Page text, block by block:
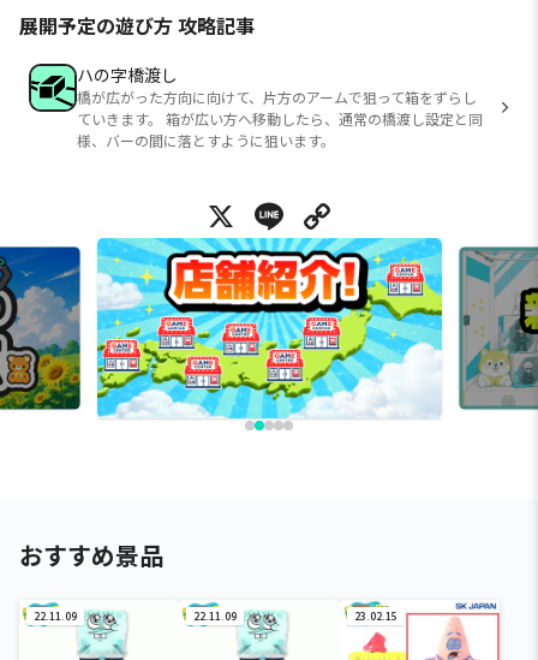
展開予定の遊び方 攻略記事
ハの字橋渡し
橋が広がった方向に向けて、片方のアームで狙って箱をずらし
ていきます。 箱が広い方へ移動したら、通常の橋渡し設定と同
様、バーの間に落とすように狙います。
X Line
おすすめ景品
22.11.09 22.11.09 23.02.15